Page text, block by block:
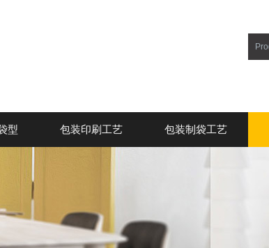
型 包装印刷工艺 包装制袋工艺